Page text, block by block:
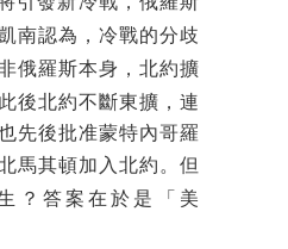
南認為，冷戰的分歧
俄羅斯本身，北約擴
後北約不斷東擴，連
先後批准蒙特內哥羅
馬其頓加入北約。 但
？答案在於是「美